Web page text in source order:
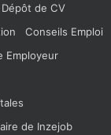
Dépôt de CV
Conseils Emploi
Employeur
de Inzejob